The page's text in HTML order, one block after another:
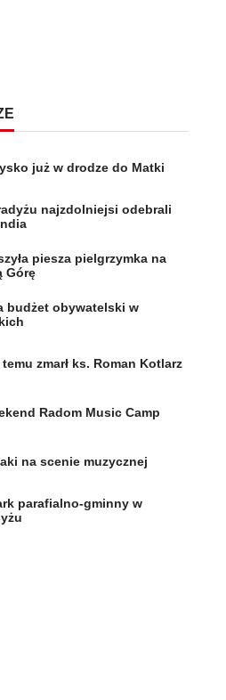
już w drodze do Matki
najzdolniejsi odebrali
piesza pielgrzymka na
Górę
budżet obywatelski w
zmarł ks. Roman Kotlarz
Radom Music Camp
na scenie muzycznej
parafialno-gminny w